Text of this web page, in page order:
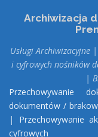
Archiwizacja
Usługi
i cyfrowych nośników
|
Przechowywanie
dokumentów /
| Przechowywanie
cyfrowych